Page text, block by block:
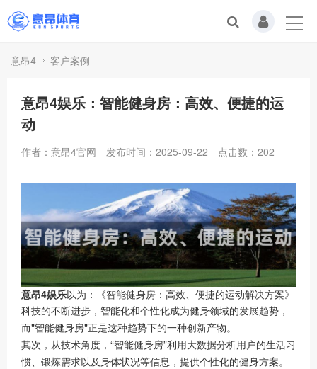
意昂4 客户案例
意昂4娱乐：智能健身房：高效、便捷的运
动
作者：意昂4官网 发布时间：2025-09-22 点击数： 202
意昂4娱乐以为：《智能健身房：高效、便捷的运动解决方案》
科技的不断进步，智能化和个性化成为健身领域的发展趋势，
而"智能健身房"正是这种趋势下的一种创新产物。
其次，从技术角度，“智能健身房”利用大数据分析用户的生活习
惯、锻炼需求以及身体状况等信息，提供个性化的健身方案。